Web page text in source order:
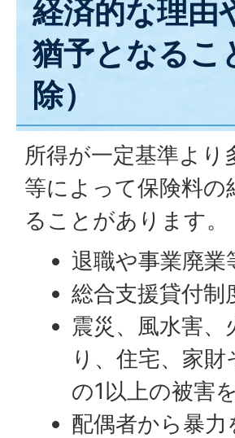
経済的な理由
猶予となるこ
除）
所得が一定基準より
等によって保険料
ることがあります。
退職や事業廃
総合支援貸付
震災、風水害
り、住宅、家
の1以上の被害
配偶者から暴力